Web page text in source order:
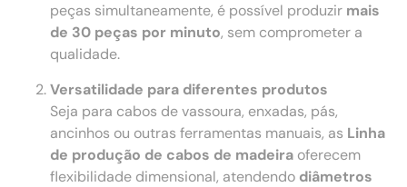
peças simultaneamente, é possível produzir mais
de 30 peças por minuto, sem comprometer a
qualidade.
Versatilidade para diferentes produtos
Seja para cabos de vassoura, enxadas, pás,
ancinhos ou outras ferramentas manuais, as Linha
de produção de cabos de madeira oferecem
flexibilidade dimensional, atendendo diâmetros